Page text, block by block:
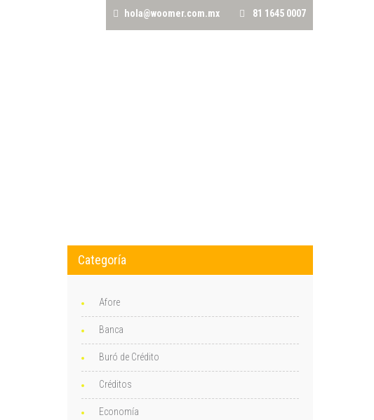
hola@woomer.com.mx 81 1645 0007
Categoría
Afore
Banca
Buró de Crédito
Créditos
Economía